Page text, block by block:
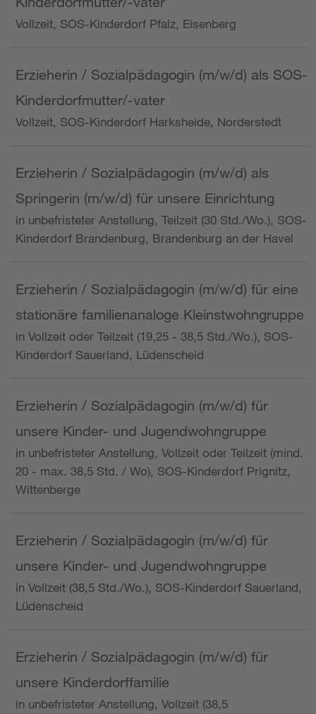
Vollzeit, SOS-Kinderdorf Pfalz, Eisenberg
Erzieherin / Sozialpädagogin (m/w/d) als SOS-
Kinderdorfmutter/-vater
Vollzeit, SOS-Kinderdorf Harksheide, Norderstedt
Erzieherin / Sozialpädagogin (m/w/d) als
Springerin (m/w/d) für unsere Einrichtung
in unbefristeter Anstellung, Teilzeit (30 Std./Wo.), SOS-
Kinderdorf Brandenburg, Brandenburg an der Havel
Erzieherin / Sozialpädagogin (m/w/d) für eine
stationäre familienanaloge Kleinstwohngruppe
in Vollzeit oder Teilzeit (19,25 - 38,5 Std./Wo.), SOS-
Kinderdorf Sauerland, Lüdenscheid
Erzieherin / Sozialpädagogin (m/w/d) für
unsere Kinder- und Jugendwohngruppe
in unbefristeter Anstellung, Vollzeit oder Teilzeit (mind.
20 - max. 38,5 Std. / Wo), SOS-Kinderdorf Prignitz,
Wittenberge
Erzieherin / Sozialpädagogin (m/w/d) für
unsere Kinder- und Jugendwohngruppe
in Vollzeit (38,5 Std./Wo.), SOS-Kinderdorf Sauerland,
Lüdenscheid
Erzieherin / Sozialpädagogin (m/w/d) für
unsere Kinderdorffamilie
in unbefristeter Anstellung, Vollzeit (38,5